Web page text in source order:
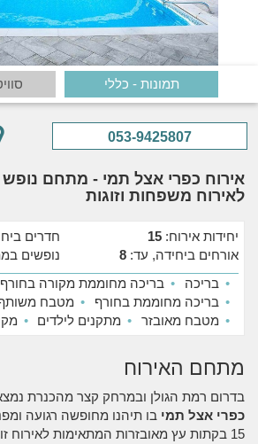
תמונות - כללי
053-9425807
אירוח כפרי אצל תמי - מתחם נופש
לאירוח משפחות וזוגות
יחידות אירוח: 15 חדרים
אורחים ביחידה, עד: 8 נופשים
• בריכה • בריכה מחוממת מקורה בחורף
• בריכה מחוממת בחורף • מטבח
• מטבח מאובזר • מתקנים לילדים •
מתחם האירוח
בדרום רמת הגולן ובמרחק קצר מהכנרת
כפרי אצל תמי בו תיהנו מחופשה רגועה
15 בקתות עץ מאובזרות המתאימות לאירוח